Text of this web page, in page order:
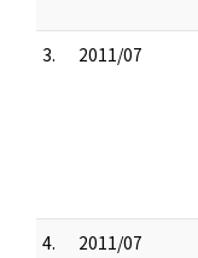
3. 2011/07
4. 2011/07